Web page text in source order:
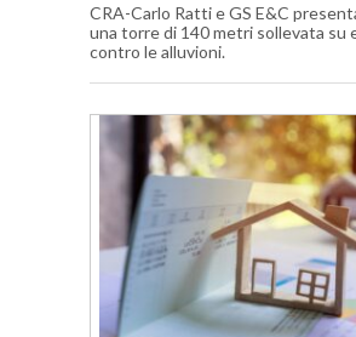
CRA-Carlo Ratti e GS E&C
una torre di 140 metri sollevata su
contro le alluvioni.